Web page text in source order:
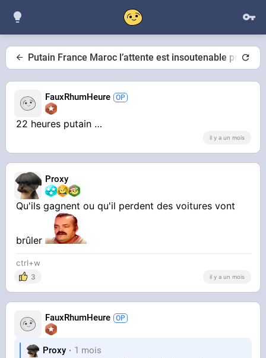
Putain France Maroc l’attente est insoutenable putain
FauxRhumHeure
22 heures putain …
il y a un mois
Proxy
Qu'ils gagnent ou qu'il perdent des voitures vont
brûler
ctrl+w
3 il y a un mois
FauxRhumHeure
Proxy 1 mois